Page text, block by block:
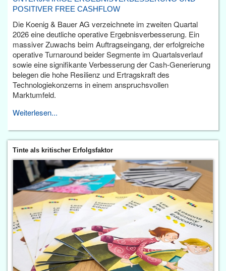
POSITIVER FREE CASHFLOW
Die Koenig & Bauer AG verzeichnete im zweiten Quartal
2026 eine deutliche operative Ergebnisverbesserung. Ein
massiver Zuwachs beim Auftragseingang, der erfolgreiche
operative Turnaround beider Segmente im Quartalsverlauf
sowie eine signifikante Verbesserung der Cash-Generierung
belegen die hohe Resilienz und Ertragskraft des
Technologiekonzerns in einem anspruchsvollen
Marktumfeld.
Weiterlesen...
Tinte als kritischer Erfolgsfaktor